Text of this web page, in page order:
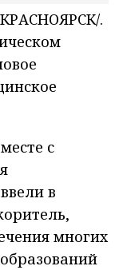
.
с
в
многих